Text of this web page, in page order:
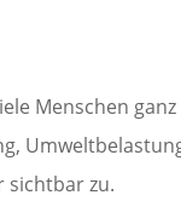
Menschen
sichtbar zu.